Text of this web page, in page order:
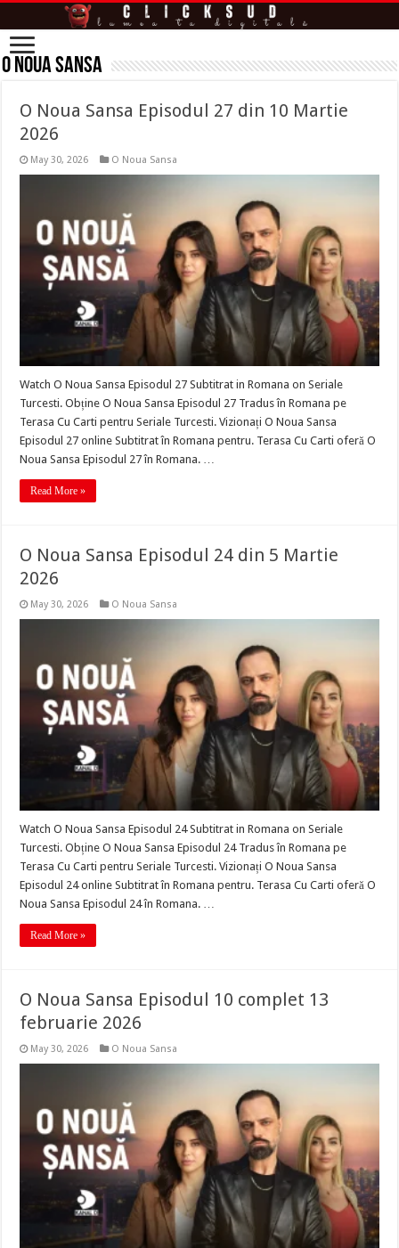
O Noua Sansa
O Noua Sansa Episodul 27 din 10 Martie
2026
May 30, 2026 O Noua Sansa
Watch O Noua Sansa Episodul 27 Subtitrat in Romana on Seriale
Turcesti. Obține O Noua Sansa Episodul 27 Tradus în Romana pe
Terasa Cu Carti pentru Seriale Turcesti. Vizionați O Noua Sansa
Episodul 27 online Subtitrat în Romana pentru. Terasa Cu Carti oferă O
Noua Sansa Episodul 27 în Romana. …
Read More »
O Noua Sansa Episodul 24 din 5 Martie
2026
May 30, 2026 O Noua Sansa
Watch O Noua Sansa Episodul 24 Subtitrat in Romana on Seriale
Turcesti. Obține O Noua Sansa Episodul 24 Tradus în Romana pe
Terasa Cu Carti pentru Seriale Turcesti. Vizionați O Noua Sansa
Episodul 24 online Subtitrat în Romana pentru. Terasa Cu Carti oferă O
Noua Sansa Episodul 24 în Romana. …
Read More »
O Noua Sansa Episodul 10 complet 13
februarie 2026
May 30, 2026 O Noua Sansa